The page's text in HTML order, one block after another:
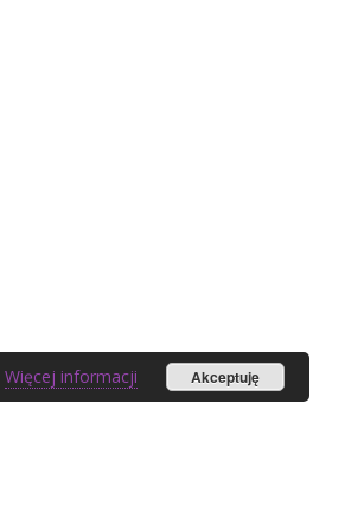
Więcej informacji Akceptuję